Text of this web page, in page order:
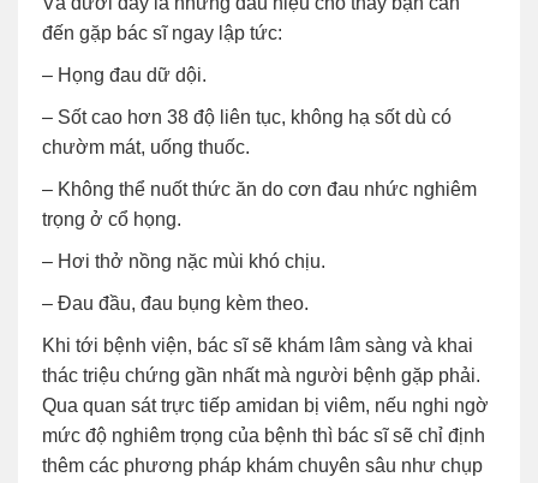
đến gặp bác sĩ ngay lập tức:
– Họng đau dữ dội.
– Sốt cao hơn 38 độ liên tục, không hạ sốt dù có
chườm mát, uống thuốc.
– Không thể nuốt thức ăn do cơn đau nhức nghiêm
trọng ở cổ họng.
– Hơi thở nồng nặc mùi khó chịu.
– Đau đầu, đau bụng kèm theo.
Khi tới bệnh viện, bác sĩ sẽ khám lâm sàng và khai
thác triệu chứng gần nhất mà người bệnh gặp phải.
Qua quan sát trực tiếp amidan bị viêm, nếu nghi ngờ
mức độ nghiêm trọng của bệnh thì bác sĩ sẽ chỉ định
thêm các phương pháp khám chuyên sâu như chụp